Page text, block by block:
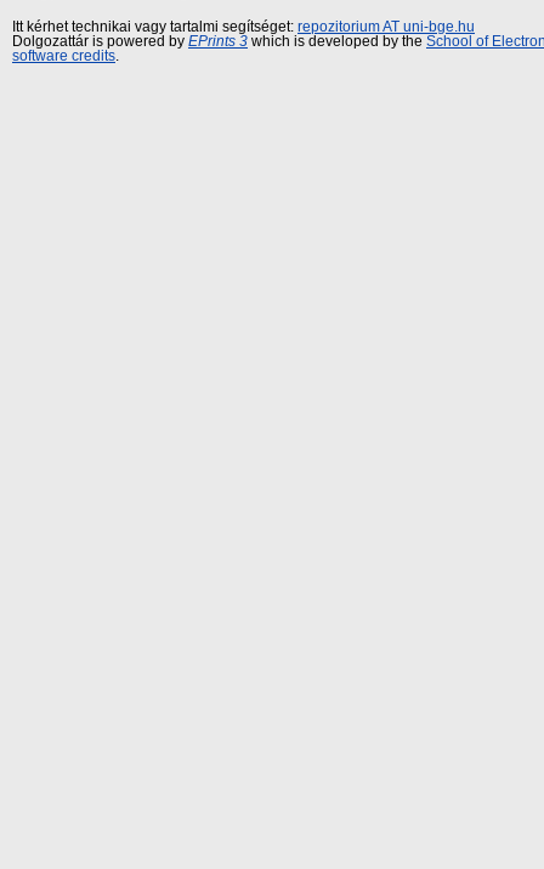
Itt kérhet technikai vagy tartalmi segítséget: repozitorium AT uni-bge.hu
Dolgozattár is powered by EPrints 3 which is developed by the School of
software credits